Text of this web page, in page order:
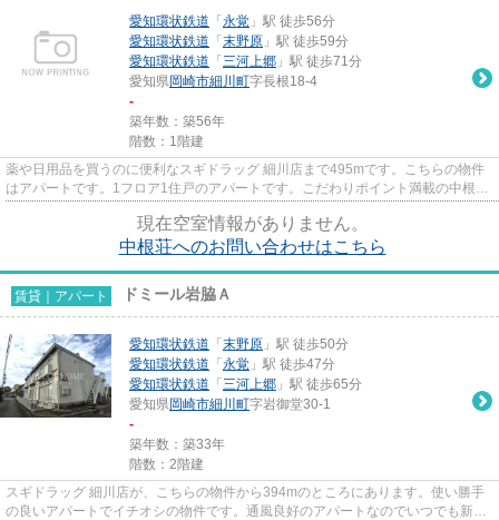
愛知環状鉄道 「 永覚 」駅 徒歩56分
愛知環状鉄道 「 末野原 」駅 徒歩59分
愛知環状鉄道 「 三河上郷 」駅 徒歩71分
愛知県岡崎市細川町字長根18-4
-
築年数：築56年
階数：1階建
薬や日用品を買うのに便利なスギドラッグ 細川店まで495mです。こちらの物件
はアパートです。1フロア1住戸のアパートです。こだわりポイント満載の中根
現在空室情報がありません。
中根荘へのお問い合わせはこちら
賃貸｜アパート ドミール岩脇Ａ
愛知環状鉄道 「 末野原 」駅 徒歩50分
愛知環状鉄道 「 永覚 」駅 徒歩47分
愛知環状鉄道 「 三河上郷 」駅 徒歩65分
愛知県岡崎市細川町字岩御堂30-1
-
築年数：築33年
階数：2階建
スギドラッグ 細川店が、こちらの物件から394mのところにあります。使い勝手
の良いアパートでイチオシの物件です。通風良好のアパートなのでいつでも新鮮